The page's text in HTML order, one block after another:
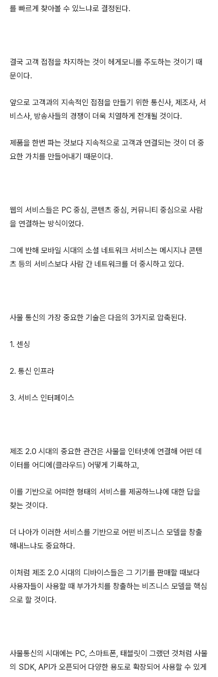
를 빠르게 찾아볼 수 있느냐로 결정된다.
결국 고객 접점을 차지하는 것이 헤게모니를 주도하는 것이기 때
문이다.
앞으로 고객과의 지속적인 접점을 만들기 위한 통신사, 제조사, 서
비스사, 방송사들의 경쟁이 더욱 치열하게 전개될 것이다.
제품을 한번 파는 것보다 지속적으로 고객과 연결되는 것이 더 중
요한 가치를 만들어내기 때문이다.
웹의 서비스들은 PC 중심, 콘텐츠 중심, 커뮤니티 중심으로 사람
을 연결하는 방식이었다.
그에 반해 모바일 시대의 소셜 네트워크 서비스는 메시지나 콘텐
츠 등의 서비스보다 사람 간 네트워크를 더 중시하고 있다.
사물 통신의 가장 중요한 기술은 다음의 3가지로 압축된다.
1. 센싱
2. 통신 인프라
3. 서비스 인터페이스
제조 2.0 시대의 중요한 관건은 사물을 인터넷에 연결해 어떤 데
이터를 어디에(클라우드) 어떻게 기록하고,
이를 기반으로 어떠한 형태의 서비스를 제공하느냐에 대한 답을
찾는 것이다.
더 나아가 이러한 서비스를 기반으로 어떤 비즈니스 모델을 창출
해내느냐도 중요하다.
이처럼 제조 2.0 시대의 디바이스들은 그 기기를 판매할 때보다
사용자들이 사용할 때 부가가치를 창출하는 비즈니스 모델을 핵심
으로 할 것이다.
사물통신의 시대에는 PC, 스마트폰, 태블릿이 그랬던 것처럼 사물
의 SDK, API가 오픈되어 다양한 용도로 확장되어 사용할 수 있게